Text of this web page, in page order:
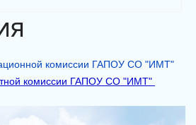
комиссии ГАПОУ СО "ИМТ"
комиссии ГАПОУ СО "ИМТ"